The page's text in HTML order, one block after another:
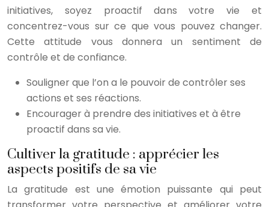
initiatives, soyez proactif dans votre vie et
concentrez-vous sur ce que vous pouvez changer.
Cette attitude vous donnera un sentiment de
contrôle et de confiance.
Souligner que l’on a le pouvoir de contrôler ses
actions et ses réactions.
Encourager à prendre des initiatives et à être
proactif dans sa vie.
Cultiver la gratitude : apprécier les
aspects positifs de sa vie
La gratitude est une émotion puissante qui peut